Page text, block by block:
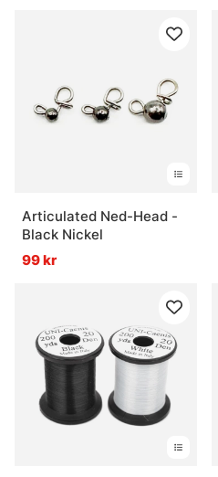
Articulated Ned-Head -
Black Nickel
99 kr